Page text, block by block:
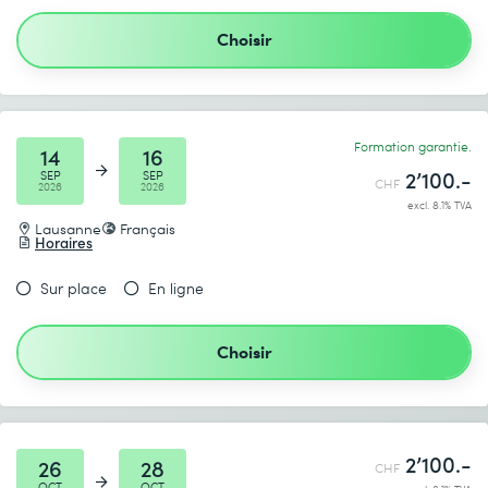
* Champs obligatoires
* Champs obligatoires
Choisir
14
SEP
2026
16
SEP
2026
Lausanne Français
Horaires
Formation garantie.
CHF 2’100.-
excl. 8.1% TVA
Sur place En ligne
Choisir
26 28 CHF 2’100.-